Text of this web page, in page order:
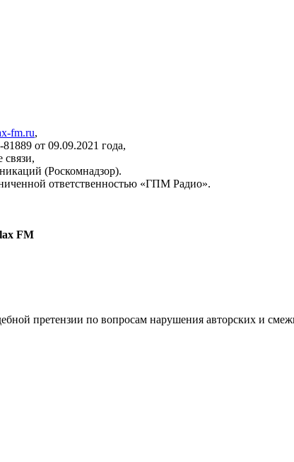
fm.ru,
от 09.09.2021 года,
связи,
(Роскомнадзор).
ответственностью «ГПМ Радио».
FM
претензии по вопросам нарушения авторских и